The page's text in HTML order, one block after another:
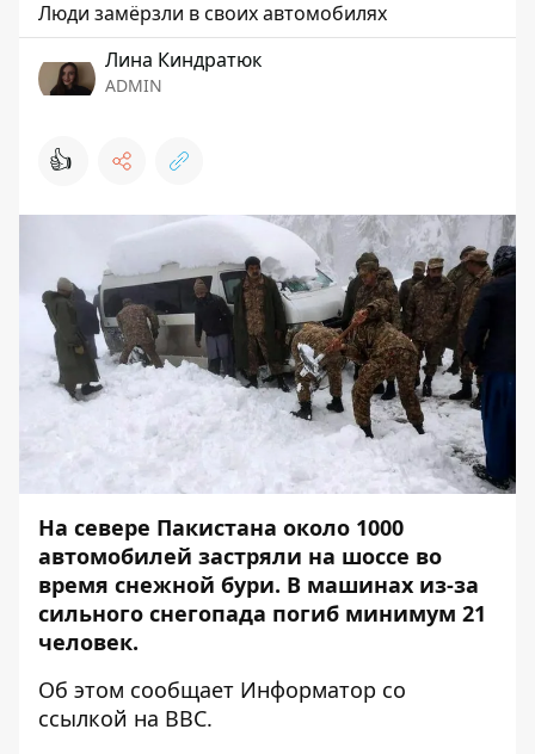
Люди замёрзли в своих автомобилях
Лина Киндратюк
ADMIN
👍
На севере Пакистана около 1000
автомобилей застряли на шоссе во
время снежной бури. В машинах из-за
сильного снегопада погиб минимум 21
человек.
Об этом сообщает Информатор со
ссылкой на ВВС.